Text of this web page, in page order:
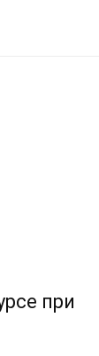
при